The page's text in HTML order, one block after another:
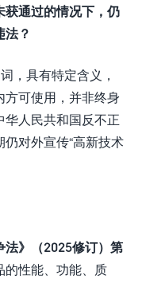
获通过的情况下，仍
法？
，具有特定含义，
方可使用，并非终身
华人民共和国反不正
对外宣传“高新技术
法》（2025修订）第
的性能、功能、质